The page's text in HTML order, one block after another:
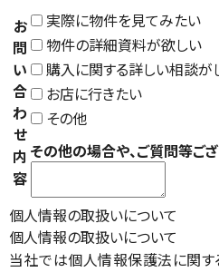
お
問
い
合
わ
せ
内
容
実際に物件を見てみたい
物件の詳細資料が欲しい
購入に関する詳しい相談が
お店に行きたい
その他
その他の場合や、ご質問等ご
個人情報の取扱いについて
個人情報の取扱いについて
当社では個人情報保護法に関す